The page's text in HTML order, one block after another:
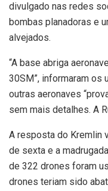
divulgado nas redes
bombas planadoras e
alvejados.
“A base abriga
30SM”, informaram os
outras aeronaves
sem mais detalhes. A
A resposta do Kremlin
de sexta e a
de 322 drones foram
drones teriam sido